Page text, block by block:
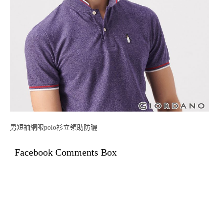
男短袖網眼polo衫立領助防曬
Facebook Comments Box